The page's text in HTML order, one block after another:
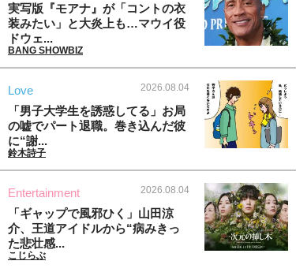
実写版『モアナ』が「コントの衣
装みたい」と大炎上も…マウイ役
ドウェ...
BANG SHOWBIZ
Love 2026.08.04
「男子大学生を誘惑してる」お局
の嘘でパート退職。巻き込んだ彼
に“謝...
鈴木詩子
Entertainment 2026.08.04
「ギャップで風邪ひく」山田涼
介、王道アイドルから“病みきっ
た悲壮感...
こじらぶ